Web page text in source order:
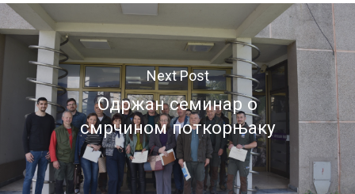
Next Post
Одржан семинар о
смрчином поткорњаку